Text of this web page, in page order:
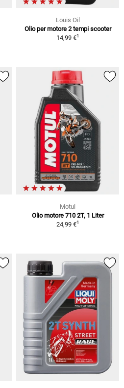
Louis Oil
Olio per motore 2 tempi scooter
14,99 €1
Motul
Olio motore 710 2T, 1 Liter
24,99 €1